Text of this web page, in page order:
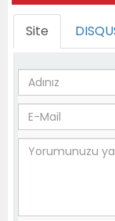
Site